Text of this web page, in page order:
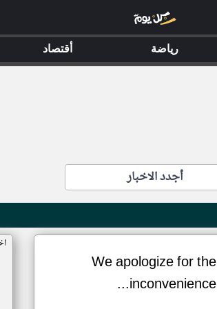
أجدد الاخبار
We apologize for the
inconvenience...
رياضة أقتصاد